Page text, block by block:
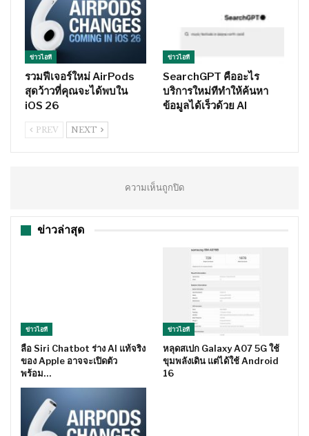
ข่าวไอที
รวมฟีเจอร์ใหม่ AirPods
สุดว้าวที่คุณจะได้พบใน
iOS 26
ข่าวไอที
SearchGPT คืออะไร
บริการใหม่ทีทำให้ค้นหา
ข้อมูลได้เร็วด้วย AI
PREV NEXT
ความเห็นถูกปิด
ข่าวล่าสุด
ข่าวไอที
ลือ Siri Chatbot ร่าง AI แท้จริง
ของ Apple อาจจะเปิดตัว
พร้อม…
ข่าวไอที
หลุดสเปก Galaxy A07 5G ใช้
ขุมพลังเดิน แต่ได้ใช้ Android
16